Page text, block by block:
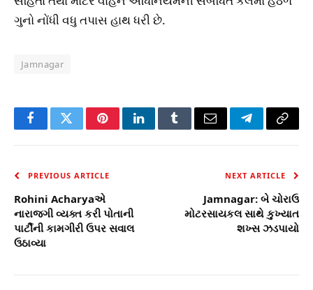
ગુનો નોંધી વધુ તપાસ હાથ ધરી છે.
Jamnagar
FacebookTwitterPinterestLinkedInTumblrEmail TelegramCopy
PREVIOUS ARTICLE
Rohini Acharyaએ
નારાજગી વ્યક્ત કરી પોતાની
પાર્ટીની કામગીરી ઉપર સવાલ
ઉઠાવ્યા
NEXT ARTICLE
Jamnagar: બે ચોરાઉ
મોટરસાયકલ સાથે કુખ્યાત
શખ્સ ઝડપાયો